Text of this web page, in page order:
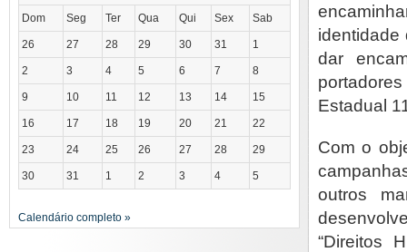
identidade
dar
Estadual
Com o
outros
“Direitos
Dom Seg Ter Qua Qui Sex Sab
26 27 28 29 30 31 1
2 3 4 5 6 7 8
9 10 11 12 13 14 15
16 17 18 19 20 21 22
23 24 25 26 27 28 29
30 31 1 2 3 4 5
Calendário completo »